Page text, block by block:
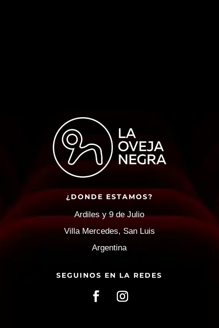
¿DONDE ESTAMOS?
Ardiles y 9 de Julio
Villa Mercedes, San Luis
Argentina
SEGUINOS EN LA REDES